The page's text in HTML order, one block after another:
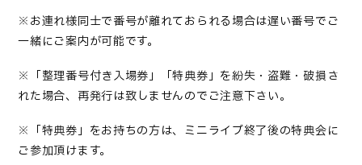
※お連れ様同士で番号が離れておられる場合は遅い番号でご
一緒にご案内が可能です。
※「整理番号付き入場券」「特典券」を紛失・盗難・破損さ
れた場合、再発行は致しませんのでご注意下さい。
※「特典券」をお持ちの方は、ミニライブ終了後の特典会に
ご参加頂けます。